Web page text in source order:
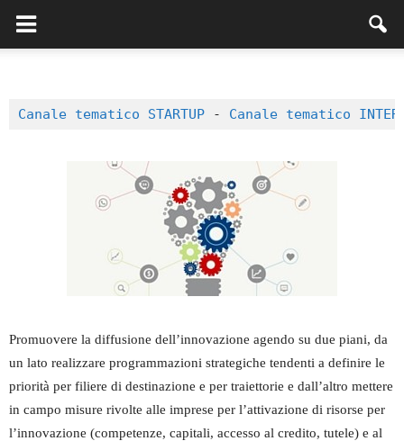
Canale tematico STARTUP - Canale tematico
Promuovere la diffusione dell’innovazione agendo su due piani, da
un lato realizzare programmazioni strategiche tendenti a definire le
priorità per filiere di destinazione e per traiettorie e dall’altro mettere
in campo misure rivolte alle imprese per l’attivazione di risorse per
l’innovazione (competenze, capitali, accesso al credito, tutele) e al